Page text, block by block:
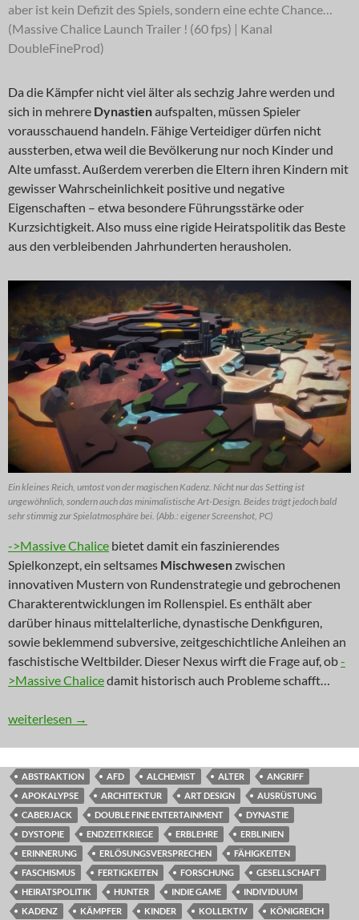
aber ist kein Defizit des Spiels, sondern eine echte Chance…
(Massive Chalice Launch Trailer ! (60 fps) | Kanal
DoubleFineProd)
Da die Kämpfer nicht viel älter als sechzig Jahre werden und
sich in mehrere Dynastienaufspalten, müssen Spieler
vorausschauend handeln. Fähige Verteidiger dürfen nicht
aussterben, etwa weil die Bevölkerung nur noch Kinder und
Alte umfasst. Außerdem vererben die Eltern ihren Kindern mit
gewisser Wahrscheinlichkeit positive und negative
Eigenschaften – etwa besondere Führungsstärke oder
Kurzsichtigkeit. Also muss eine rigide Heiratspolitik das Beste
aus den verbleibenden Jahrhunderten herausholen.
Ein kleines Reich, umtost von der magischen Kadenz. Nicht nur das Setting ist
ungewöhnlich, sondern auch das minimalistische Art-Design. Beides trägt jedoch bald
sehr stimmig zur Spielatmosphäre bei. (Abb.: eigener Screenshot, PC)
->Massive Chalice bietet damit ein faszinierendes
Spielkonzept, ein seltsames Mischwesenzwischen
innovativen Mustern von Rundenstrategie und gebrochenen
Charakterentwicklungen im Rollenspiel. Es enthält aber
darüber hinaus mittelalterliche, dynastische Denkfiguren,
sowie beklemmend subversive, zeitgeschichtliche Anleihen an
faschistische Weltbilder. Dieser Nexus wirft die Frage auf, ob-
>Massive Chalicedamit historisch auch Probleme schafft…
INNOVATION: Familienbrut
weiterlesen →
ABSTRAKTION AFD ALCHEMIST ALTER
ANGRIFF
APOKALYPSE
ARCHITEKTUR ART DESIGN
AUSRÜSTUNG
CABERJACK
DOUBLE FINE ENTERTAINMENT
DYNASTIE
DYSTOPIE
ENDZEITKRIEGE ERBLEHRE
ERBLINIEN
ERINNERUNG
ERLÖSUNGSVERSPRECHEN
FÄHIGKEITEN
FASCHISMUS
FERTIGKEITEN FORSCHUNG
GESELLSCHAFT
HEIRATSPOLITIK
HUNTER INDIE GAME
INDIVIDUUM
KADENZ
KÄMPFER KINDER KOLLEKTIV
KÖNIGREICH